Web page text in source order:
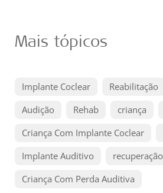
Mais tópicos
Implante Coclear Reabilitação
Audição
Rehab criança
Criança Com Implante Coclear
Implante Auditivo
recuperação
Criança Com Perda Auditiva